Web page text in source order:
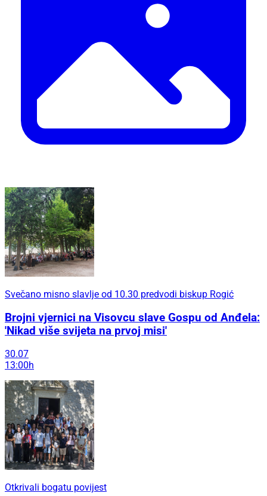
Svečano misno slavlje od 10.30 predvodi biskup Rogić
Brojni vjernici na Visovcu slave Gospu od Anđela:
'Nikad više svijeta na prvoj misi'
30.07
13:00h
Otkrivali bogatu povijest